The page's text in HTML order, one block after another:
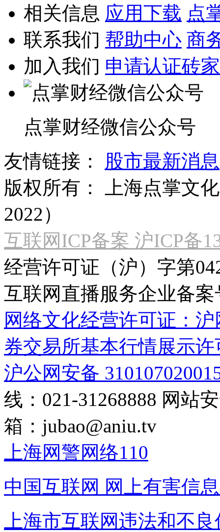
相关信息 应用下载 点
联系我们 帮助中心 商
加入我们 申请认证砖家
点掌财经微信公众号
友情链接：
股市最新消息
版权所有：
上海点掌文
2022）
互联网ICP备案 沪ICP备
经营许可证（沪）字第
互联网直播服务企业备案
网络文化经营许可证：
券交易所基本行情展示许
沪公网安备
线：021-31268888 网站
箱： jubao@aniu.tv
上海网警网络110
中国互联网 网上有害信
上海市互联网违法和不